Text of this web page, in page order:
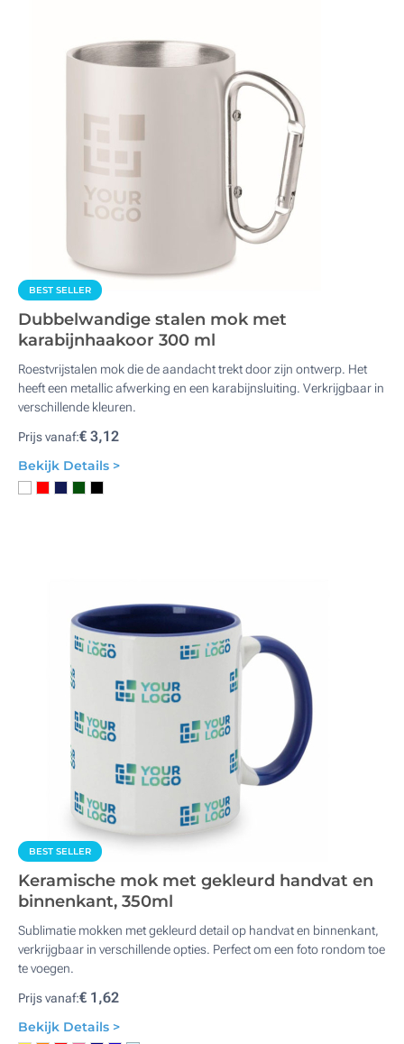
BEST SELLER
Dubbelwandige stalen mok met
karabijnhaakoor 300 ml
Roestvrijstalen mok die de aandacht trekt door zijn ontwerp. Het
heeft een metallic afwerking en een karabijnsluiting. Verkrijgbaar in
verschillende kleuren.
Prijs vanaf:€ 3,12
Bekijk Details >
BEST SELLER
Keramische mok met gekleurd handvat en
binnenkant, 350ml
Sublimatie mokken met gekleurd detail op handvat en binnenkant,
verkrijgbaar in verschillende opties. Perfect om een foto rondom toe
te voegen.
Prijs vanaf:€ 1,62
Bekijk Details >